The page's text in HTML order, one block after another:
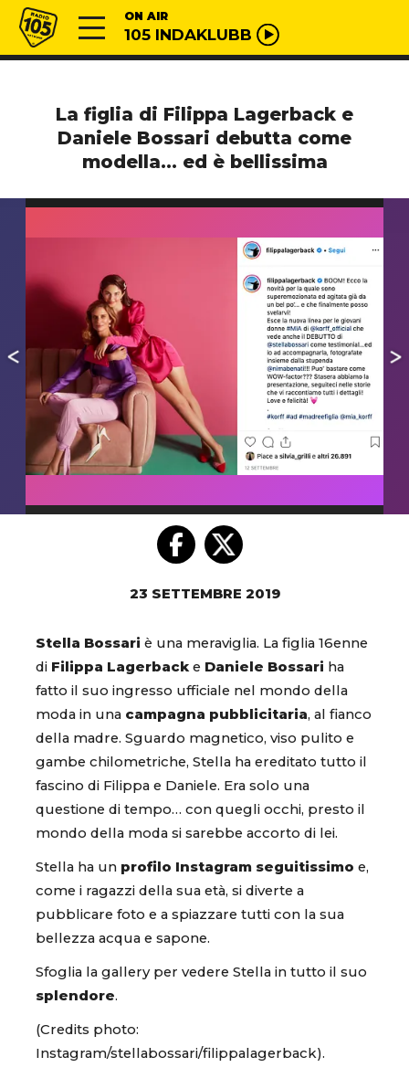
Vai al contenuto
Radio 105 ON AIR
105 INDAKLUBB
La figlia di Filippa Lagerback e
Daniele Bossari debutta come
modella… ed è bellissima
23 SETTEMBRE 2019
Stella Bossari è una meraviglia. La figlia 16enne
di Filippa Lagerback e Daniele Bossari ha
fatto il suo ingresso ufficiale nel mondo della
moda in una campagna pubblicitaria, al fianco
della madre. Sguardo magnetico, viso pulito e
gambe chilometriche, Stella ha ereditato tutto il
fascino di Filippa e Daniele. Era solo una
questione di tempo… con quegli occhi, presto il
mondo della moda si sarebbe accorto di lei.
Stella ha un profilo Instagram seguitissimo e,
come i ragazzi della sua età, si diverte a
pubblicare foto e a spiazzare tutti con la sua
bellezza acqua e sapone.
Sfoglia la gallery per vedere Stella in tutto il suo
splendore.
(Credits photo:
Instagram/stellabossari/filippalagerback).